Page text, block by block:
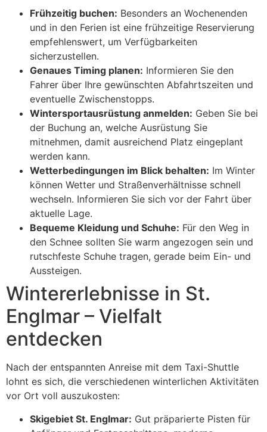
Frühzeitig buchen: Besonders an Wochenenden
und in den Ferien ist eine frühzeitige Reservierung
empfehlenswert, um Verfügbarkeiten
sicherzustellen.
Genaues Timing planen: Informieren Sie den
Fahrer über Ihre gewünschten Abfahrtszeiten und
eventuelle Zwischenstopps.
Wintersportausrüstung anmelden: Geben Sie bei
der Buchung an, welche Ausrüstung Sie
mitnehmen, damit ausreichend Platz eingeplant
werden kann.
Wetterbedingungen im Blick behalten: Im Winter
können Wetter und Straßenverhältnisse schnell
wechseln. Informieren Sie sich vor der Fahrt über
aktuelle Lage.
Bequeme Kleidung und Schuhe: Für den Weg in
den Schnee sollten Sie warm angezogen sein und
rutschfeste Schuhe tragen, gerade beim Ein- und
Aussteigen.
Wintererlebnisse in St.
Englmar – Vielfalt
entdecken
Nach der entspannten Anreise mit dem Taxi-Shuttle
lohnt es sich, die verschiedenen winterlichen Aktivitäten
vor Ort voll auszukosten:
Skigebiet St. Englmar: Gut präparierte Pisten für